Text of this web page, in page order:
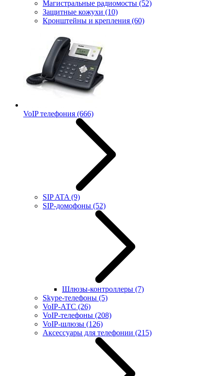
Магистральные радиомосты (52)
Защитные кожухи (10)
Кронштейны и крепления (60)
VoIP телефония (666)
SIP ATA (9)
SIP-домофоны (52)
Шлюзы-контроллеры (7)
Skype-телефоны (5)
VoIP-АТС (26)
VoIP-телефоны (208)
VoIP-шлюзы (126)
Аксессуары для телефонии (215)